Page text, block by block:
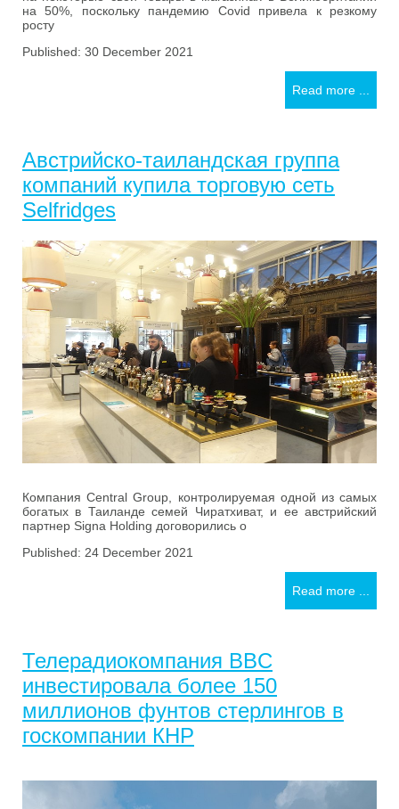
на 50%, поскольку пандемию Covid привела к резкому
росту
Published: 30 December 2021
Read more ...
Австрийско-таиландская группа
компаний купила торговую сеть
Selfridges
Компания Central Group, контролируемая одной из самых
богатых в Таиланде семей Чиратхиват, и ее австрийский
партнер Signa Holding договорились о
Published: 24 December 2021
Read more ...
Телерадиокомпания BBC
инвестировала более 150
миллионов фунтов стерлингов в
госкомпании КНР